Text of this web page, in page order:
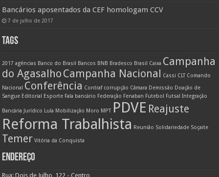
Bancários aposentados da CEF homologam CCV
7 de julho de 2017
TAGS
2017 agências Banco do Brasil Bancos BNB Bradesco Brasil Caixa Campanha
do Agasalho Campanha Nacional Cassi CLT Comando
Nacional Conferência Contraf corrupção Câmara Demissão Doação de
Sangue Editorial Esporte Fala bancário Federação Fenaban Futebol Futsal Integração
Bancária Jurídico Lula Mobilização Moro MPT PDVE Reajuste
Reforma Trabalhista Reunião Solidariedade Soçaite
Temer Vitória da Conquista
ENDEREÇO
Rua: Dois de Julho, 122 - Centro